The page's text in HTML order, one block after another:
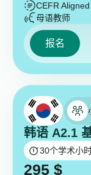
CEFR Aligned
母语教师
报名
韩语 A2.1
30个学术小
295 $